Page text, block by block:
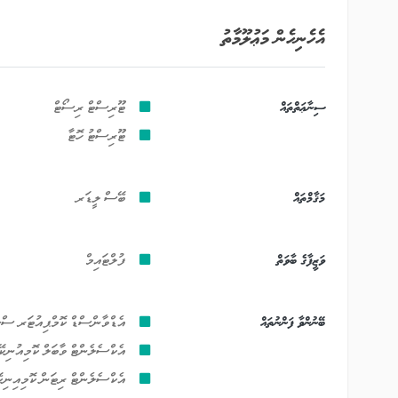
އެހެނިހެން މަޢުލޫމާތު
ސިނާޢަތްތައް
ޓޫރިސްޓް ރިސޯޓް
ޓޫރިސްޓު ހޮޓާ
މަޤާމްތައް ބޭސް ލީޑަރ
ވަޒީފާގެ ބާވަތް ފުލްޓައިމް
ބޭނުންވާ ފަންނުތައް
އެޑްވާންސްޑް ކޮމްޕިއުޓަރ
އެކްސެލެންޓް ވާބަލް
އެކްސެލެންޓް ރިޓަން